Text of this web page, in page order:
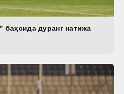
дуранг натижа